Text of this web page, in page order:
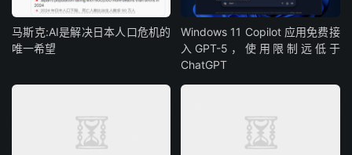
马斯克:AI是解决日本人口危机的
唯一希望
Windows 11 Copilot 应用免费接
入GPT-5，使用限制远低于
ChatGPT